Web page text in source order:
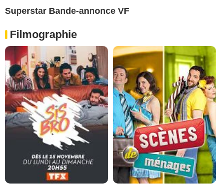
Superstar Bande-annonce VF
Filmographie